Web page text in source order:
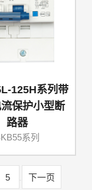
125H系列带
保护小型断
路器
系列
5 下一页